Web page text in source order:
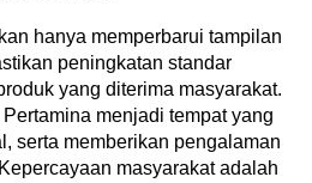
hanya memperbarui tampilan
peningkatan standar
yang diterima masyarakat.
menjadi tempat yang
serta memberikan pengalaman
masyarakat adalah